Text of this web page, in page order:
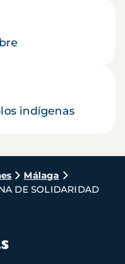
indígenas
Málaga
DE SOLIDARIDAD